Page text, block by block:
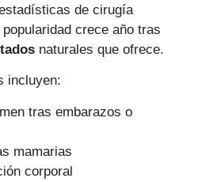
de cirugía
crece año tras
naturales que ofrece.
incluyen:
tras embarazos o
mamarias
corporal